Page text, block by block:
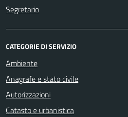
Segretario
CATEGORIE DI SERVIZIO
Ambiente
Anagrafe e stato civile
Autorizzazioni
Catasto e urbanistica